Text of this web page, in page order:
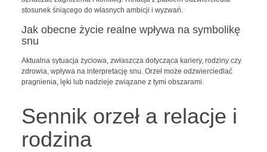
stosunek śniącego do własnych ambicji i wyzwań.
Jak obecne życie realne wpływa na symbolikę
snu
Aktualna sytuacja życiowa, zwłaszcza dotycząca kariery, rodziny czy
zdrowia, wpływa na interpretację snu. Orzeł może odzwierciedlać
pragnienia, lęki lub nadzieje związane z tymi obszarami.
Sennik orzeł a relacje i
rodzina